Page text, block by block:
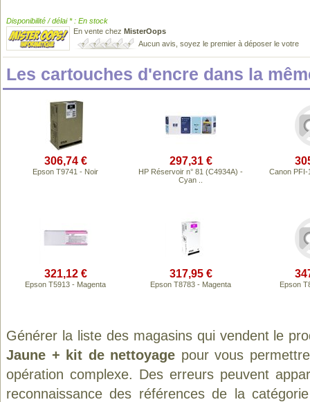
Disponibilité / délai * : En stock
En vente chez MisterOops
Aucun avis, soyez le premier à déposer le votre
Les cartouches d'encre dans la
306,74 €
Epson T9741 - Noir
297,31 €
HP Réservoir n° 81 (C4934A) -
Cyan ..
Canon PFI-
321,12 €
Epson T5913 - Magenta
317,95 €
Epson T8783 - Magenta Epson
Générer la liste des magasins qui vendent le
Jaune + kit de nettoyage pour vous
opération complexe. Des erreurs peuvent
reconnaissance des références de la